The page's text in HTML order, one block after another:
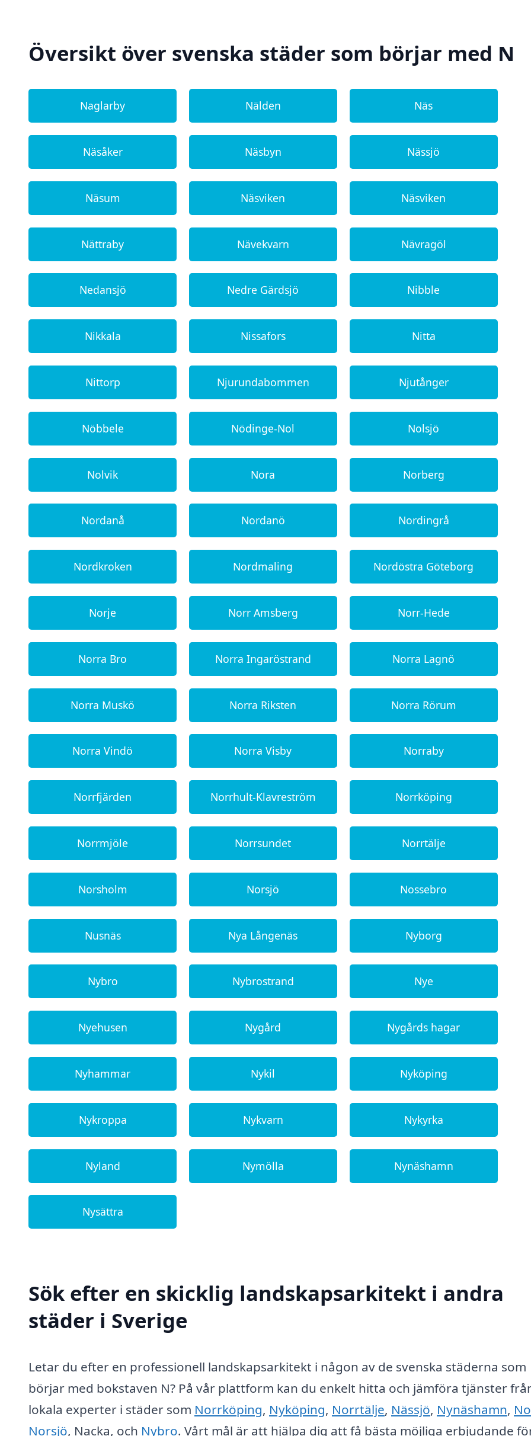
Översikt över svenska städer som börjar med N
Naglarby Nälden Näs
Näsåker Näsbyn Nässjö
Näsum Näsviken Näsviken
Nättraby Nävekvarn Nävragöl
Nedansjö Nedre Gärdsjö Nibble
Nikkala Nissafors Nitta
Nittorp Njurundabommen Njutånger
Nöbbele Nödinge-Nol Nolsjö
Nolvik Nora Norberg
Nordanå Nordanö Nordingrå
Nordkroken Nordmaling Nordöstra Göteborg
Norje Norr Amsberg Norr-Hede
Norra Bro Norra Ingaröstrand Norra Lagnö
Norra Muskö Norra Riksten Norra Rörum
Norra Vindö Norra Visby Norraby
Norrfjärden Norrhult-Klavreström Norrköping
Norrmjöle Norrsundet Norrtälje
Norsholm Norsjö Nossebro
Nusnäs Nya Långenäs Nyborg
Nybro Nybrostrand Nye
Nyehusen Nygård Nygårds hagar
Nyhammar Nykil Nyköping
Nykroppa Nykvarn Nykyrka
Nyland Nymölla Nynäshamn
Nysättra
Sök efter en skicklig landskapsarkitekt i andra
städer i Sverige
Letar du efter en professionell landskapsarkitekt i någon av de svenska städerna som
börjar med bokstaven N? På vår plattform kan du enkelt hitta och jämföra tjänster
lokala experter i städer som Norrköping, Nyköping, Norrtälje, Nässjö, Nynäshamn,
Norsjö, Nacka, och Nybro. Vårt mål är att hjälpa dig att få bästa möjliga erbjudande